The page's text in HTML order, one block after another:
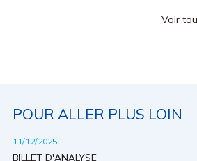
Voir
POUR ALLER PLUS LOIN
11/12/2025
BILLET D'ANALYSE